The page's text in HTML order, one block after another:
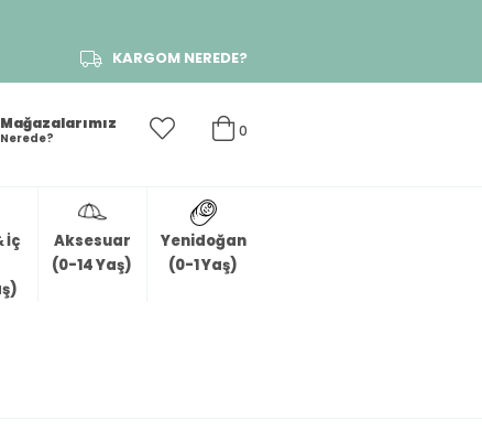
KARGOM NEREDE?
0
Mağazalarımız
Nerede?
İç
Aksesuar
(0-14 Yaş)
Yenidoğan
(0-1 Yaş)